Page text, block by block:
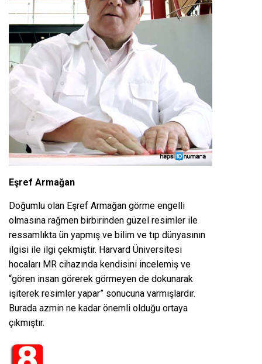
Eşref Armağan
Doğumlu olan Eşref Armağan görme engelli
olmasına rağmen birbirinden güzel resimler ile
ressamlıkta ün yapmış ve bilim ve tıp dünyasının
ilgisi ile ilgi çekmiştir. Harvard Üniversitesi
hocaları MR cihazında kendisini incelemiş ve
“gören insan görerek görmeyen de dokunarak
işiterek resimler yapar” sonucuna varmışlardır.
Burada azmin ne kadar önemli olduğu ortaya
çıkmıştır.